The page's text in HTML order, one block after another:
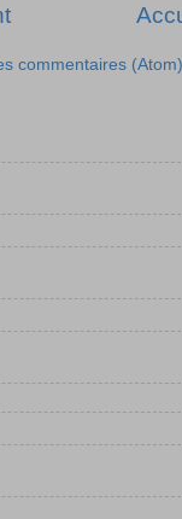
commentaires (Atom)